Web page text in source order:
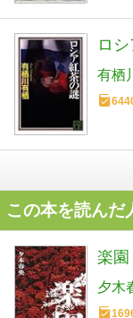
ロ
有栖
この本を読んだ
楽園
夕木